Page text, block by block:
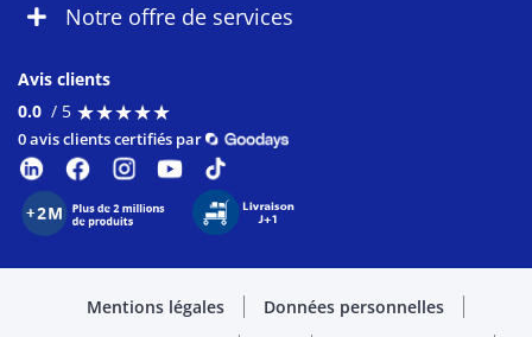
Notre offre de services
Avis clients
0.0 / 5 ★★★★★
★★★★★
0 avis clients certifiés par
Mentions légales
Données personnelles